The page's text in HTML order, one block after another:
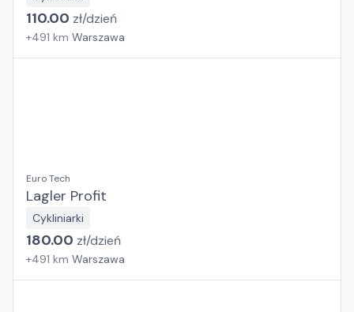
110.00 zł/dzień
+491 km Warszawa
Euro Tech
Lagler Profit
Cykliniarki
180.00 zł/dzień
+491 km Warszawa